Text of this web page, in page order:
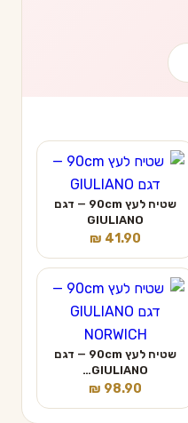
שטיח לעץ 90cm — דגם
GIULIANO
₪ 41.90
שטיח לעץ 90cm — דגם
GIULIANO…
₪ 98.90